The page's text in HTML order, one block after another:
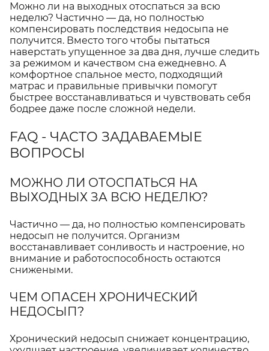
Можно ли на выходных отоспаться за всю
неделю? Частично — да, но полностью
компенсировать последствия недосыпа не
получится. Вместо того чтобы пытаться
наверстать упущенное за два дня, лучше следить
за режимом и качеством сна ежедневно. А
комфортное спальное место, подходящий
матрас и правильные привычки помогут
быстрее восстанавливаться и чувствовать себя
бодрее даже после сложной недели.
FAQ - ЧАСТО ЗАДАВАЕМЫЕ
ВОПРОСЫ
МОЖНО ЛИ ОТОСПАТЬСЯ НА
ВЫХОДНЫХ ЗА ВСЮ НЕДЕЛЮ?
Частично — да, но полностью компенсировать
недосып не получится. Организм
восстанавливает сонливость и настроение, но
внимание и работоспособность остаются
снижеными.
ЧЕМ ОПАСЕН ХРОНИЧЕСКИЙ
НЕДОСЫП?
Хронический недосып снижает концентрацию,